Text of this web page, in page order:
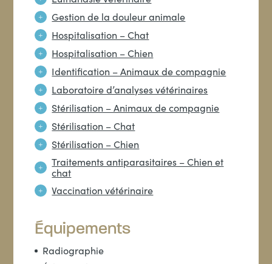
Gestion de la douleur animale
Hospitalisation – Chat
Hospitalisation – Chien
Identification – Animaux de compagnie
Laboratoire d’analyses vétérinaires
Stérilisation – Animaux de compagnie
Stérilisation – Chat
Stérilisation – Chien
Traitements antiparasitaires – Chien et
chat
Vaccination vétérinaire
Équipements
Radiographie